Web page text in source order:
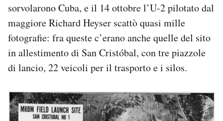
sorvolarono Cuba, e il 14 ottobre l’U-2 pilotato dal
maggiore Richard Heyser scattò quasi mille
fotografie: fra queste c’erano anche quelle del sito
in allestimento di San Cristóbal, con tre piazzole
di lancio, 22 veicoli per il trasporto e i silos.